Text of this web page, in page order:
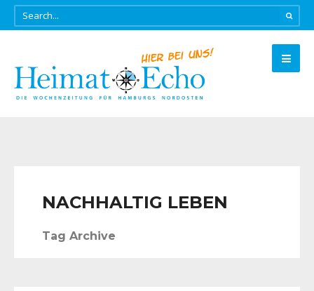
NACHHALTIG LEBEN
Tag Archive